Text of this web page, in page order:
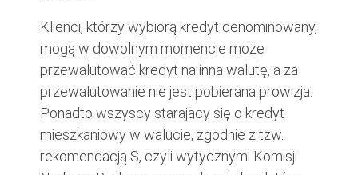
Klienci, którzy wybiorą kredyt denominowany,
mogą w dowolnym momencie może
przewalutować kredyt na inna walutę, a za
przewalutowanie nie jest pobierana prowizja.
Ponadto wszyscy starający się o kredyt
mieszkaniowy w walucie, zgodnie z tzw.
rekomendacją S, czyli wytycznymi Komisji